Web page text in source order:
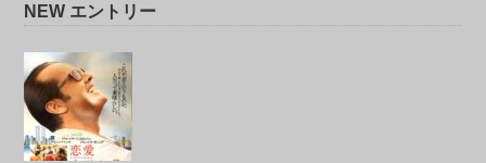
NEW エントリー